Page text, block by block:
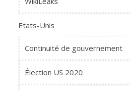
Etats-Unis
Continuité de gouvernement
Élection US 2020